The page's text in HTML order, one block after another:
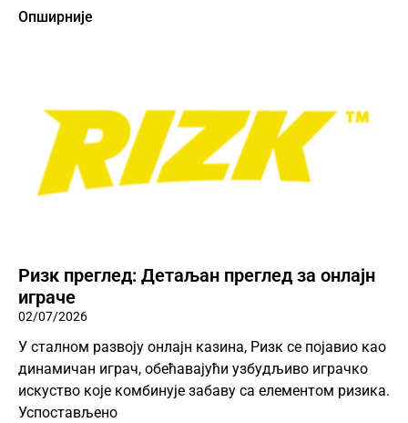
Опширније
Ризк преглед: Детаљан преглед за онлајн
играче
02/07/2026
У сталном развоју онлајн казина, Ризк се појавио као
динамичан играч, обећавајући узбудљиво играчко
искуство које комбинује забаву са елементом ризика.
Успостављено